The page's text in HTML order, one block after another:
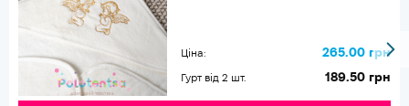
Ціна: 265.00 грн
Гурт від 2 шт. 189.50 грн